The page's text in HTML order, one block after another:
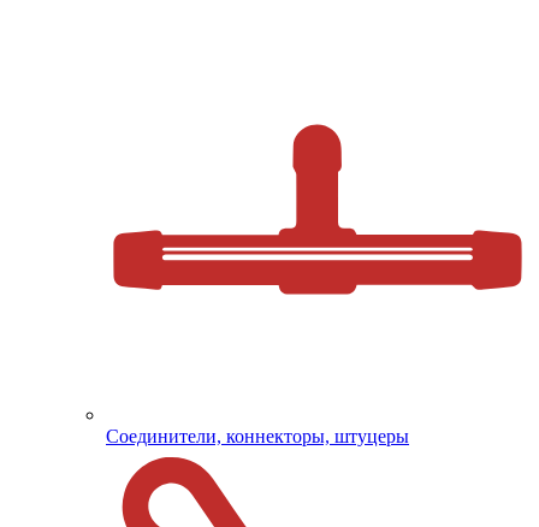
Соединители, коннекторы, штуцеры